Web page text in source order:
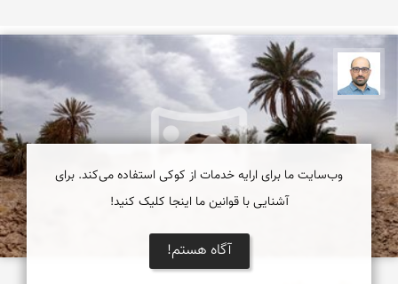
بابک ارجمندی
وب‌سایت ما برای ارایه خدمات از کوکی استفاده می‌کند. برای
آشنایی با قوانین ما اینجا کلیک کنید!
آگاه هستم!